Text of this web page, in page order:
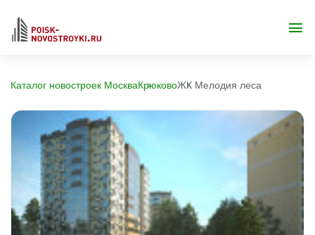
Каталог новостроек МоскваКрюковоЖК Мелодия леса